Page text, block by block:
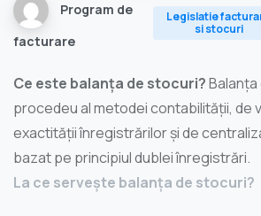
Program de
facturare
Legislatie
si stocuri
Ce este balanța de stocuri?
procedeu al metodei contabilității, de
exactității înregistrărilor și de
bazat pe principiul dublei înregistrări.
La ce servește balanța de stocuri?